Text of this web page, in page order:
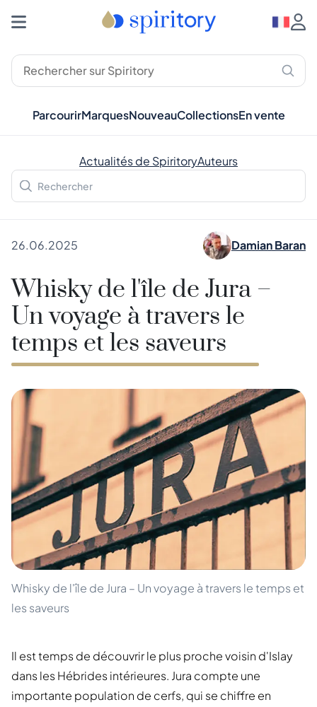
ParcourirMarquesNouveauCollectionsEn vente
Actualités de SpiritoryAuteurs
26.06.2025 Damian Baran
Whisky de l'île de Jura –
Un voyage à travers le
temps et les saveurs
Whisky de l'île de Jura – Un voyage à travers le temps et
les saveurs
Il est temps de découvrir le plus proche voisin d'Islay
dans les Hébrides intérieures. Jura compte une
importante population de cerfs, qui se chiffre en